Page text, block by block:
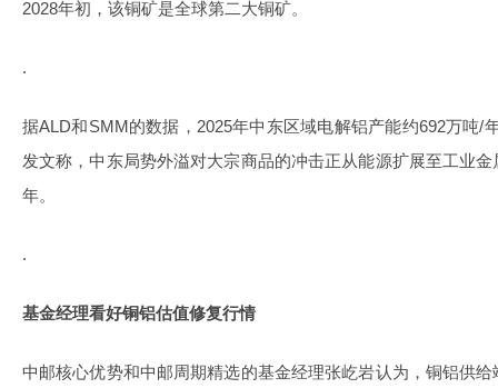
2028年初，该铜矿是全球第二大铜矿。
.
据ALD和SMM的数据，2025年中东区域电解铝产能约692万吨/
发文称，中东局势外溢对大宗商品的冲击正从能源扩展至工业
年。
.
基金经理看好铜铝估值修复行情
中邮核心优势和中邮周期精选的基金经理张屹岩认为，铜铝供